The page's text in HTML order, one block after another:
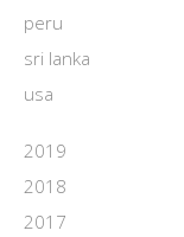
peru
sri lanka
usa
2019
2018
2017